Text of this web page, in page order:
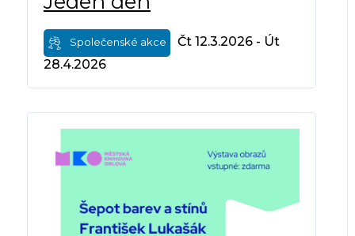
Společenské akce
Čt 12.3.2026 - Út
28.4.2026